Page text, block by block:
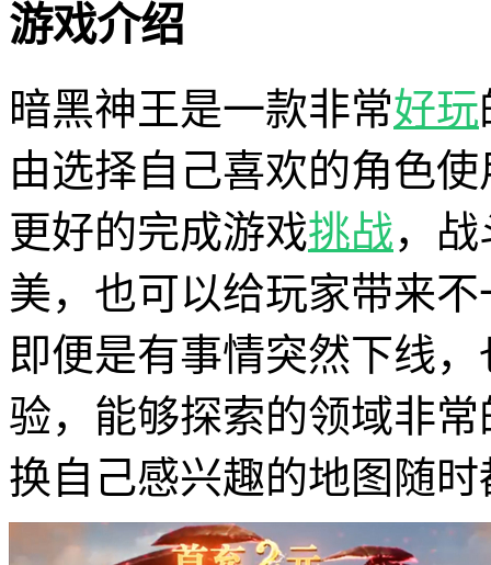
游戏介绍
暗黑神王是一款非常好玩
由选择自己喜欢的角色
更好的完成游戏挑战，
美，也可以给玩家带来
即便是有事情突然下线
验，能够探索的领域非
换自己感兴趣的地图随